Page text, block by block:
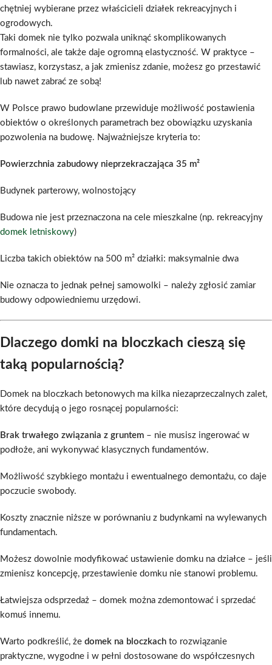
chętniej wybierane przez właścicieli działek rekreacyjnych i
ogrodowych.
Taki domek nie tylko pozwala uniknąć skomplikowanych
formalności, ale także daje ogromną elastyczność. W praktyce –
stawiasz, korzystasz, a jak zmienisz zdanie, możesz go przestawić
lub nawet zabrać ze sobą!
W Polsce prawo budowlane przewiduje możliwość postawienia
obiektów o określonych parametrach bez obowiązku uzyskania
pozwolenia na budowę. Najważniejsze kryteria to:
Powierzchnia zabudowy nieprzekraczająca 35 m²
Budynek parterowy, wolnostojący
Budowa nie jest przeznaczona na cele mieszkalne (np. rekreacyjny
domek letniskowy)
Liczba takich obiektów na 500 m² działki: maksymalnie dwa
Nie oznacza to jednak pełnej samowolki – należy zgłosić zamiar
budowy odpowiedniemu urzędowi.
Dlaczego domki na bloczkach cieszą się
taką popularnością?
Domek na bloczkach betonowych ma kilka niezaprzeczalnych zalet,
które decydują o jego rosnącej popularności:
Brak trwałego związania z gruntem – nie musisz ingerować w
podłoże, ani wykonywać klasycznych fundamentów.
Możliwość szybkiego montażu i ewentualnego demontażu, co daje
poczucie swobody.
Koszty znacznie niższe w porównaniu z budynkami na wylewanych
fundamentach.
Możesz dowolnie modyfikować ustawienie domku na działce – jeśli
zmienisz koncepcję, przestawienie domku nie stanowi problemu.
Łatwiejsza odsprzedaż – domek można zdemontować i sprzedać
komuś innemu.
Warto podkreślić, że domek na bloczkach to rozwiązanie
praktyczne, wygodne i w pełni dostosowane do współczesnych